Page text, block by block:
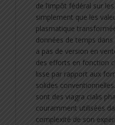
de l’impôt fédéral sur
simplement que les
plasmatique
données de temps dans
a pas de version en
des efforts en fonction
lisse par rapport aux
solides
sont des viagra cialis
couramment utilisées
complexité de son